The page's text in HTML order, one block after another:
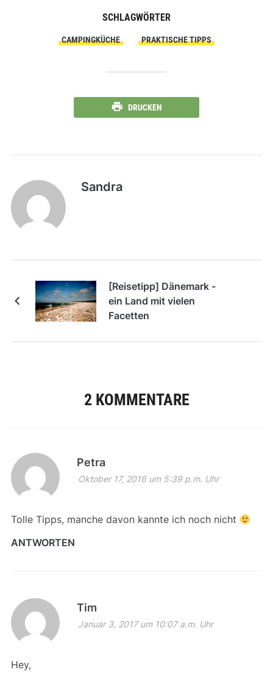
SCHLAGWÖRTER
CAMPINGKÜCHE PRAKTISCHE TIPPS
DRUCKEN
Sandra
[Reisetipp] Dänemark -
ein Land mit vielen
Facetten
2 KOMMENTARE
Petra
Oktober 17, 2016 um 5:39 p.m. Uhr
Tolle Tipps, manche davon kannte ich noch nicht
ANTWORTEN
Tim
Januar 3, 2017 um 10:07 a.m. Uhr
Hey,